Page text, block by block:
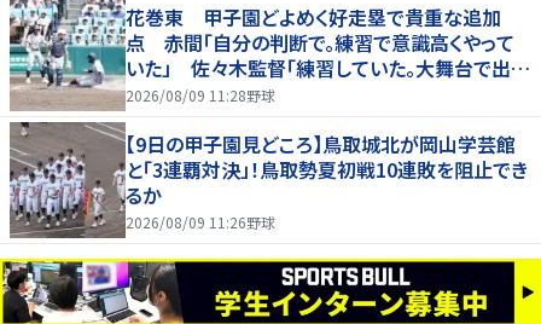
花巻東 甲子園どよめく好走塁で貴重な追加
点 赤間「自分の判断で。練習で意識高くやって
いた」 佐々木監督「練習していた。大舞台で出た
のはうれしい」
2026/08/09 11:28野球
【9日の甲子園見どころ】鳥取城北が岡山学芸館
と「3連覇対決」！鳥取勢夏初戦10連敗を阻止でき
るか
2026/08/09 11:26野球